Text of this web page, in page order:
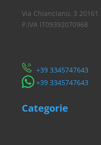
Via Chianciano, 3
P.IVA IT09392070968
​+39 3345747643
​+39 3345747643
Categorie